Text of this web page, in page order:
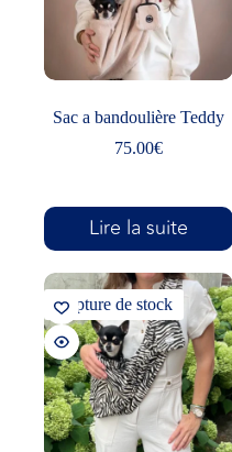
Sac a bandoulière Teddy
75.00€
Lire la suite
Rupture de stock